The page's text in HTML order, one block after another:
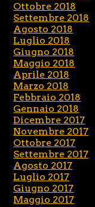
Ottobre 2018
Settembre 2018
Agosto 2018
Luglio 2018
Giugno 2018
Maggio 2018
Aprile 2018
Marzo 2018
Febbraio 2018
Gennaio 2018
Dicembre 2017
Novembre 2017
Ottobre 2017
Settembre 2017
Agosto 2017
Luglio 2017
Giugno 2017
Maggio 2017